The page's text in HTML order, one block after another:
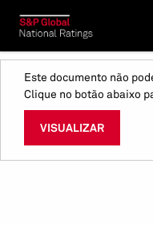
Este documento não
Clique no botão abaixo
VISUALIZAR